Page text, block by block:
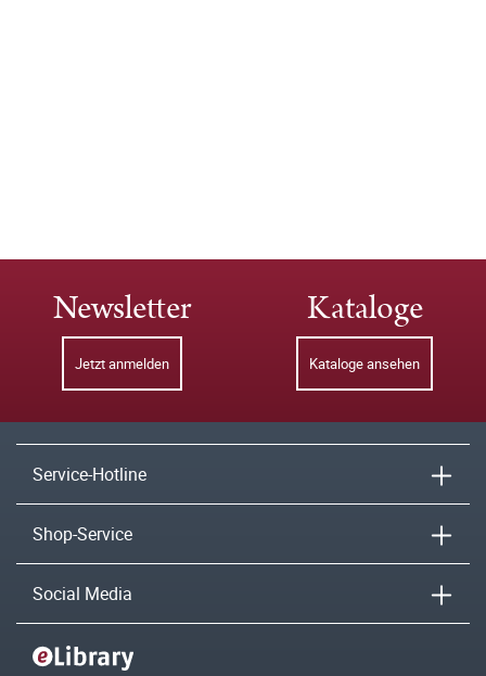
Newsletter
Jetzt anmelden
Kataloge
Kataloge ansehen
Service-Hotline
Shop-Service
Social Media